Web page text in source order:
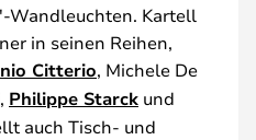
Wandleuchten. Kartell
in seinen Reihen,
Citterio, Michele De
, Philippe Starck und
auch Tisch- und